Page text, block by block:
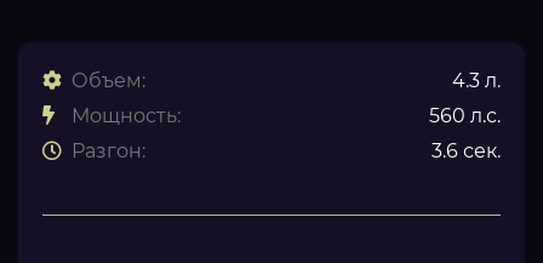
Объем:
4.3 л.
Мощность:
560 л.с.
Разгон:
3.6 сек.